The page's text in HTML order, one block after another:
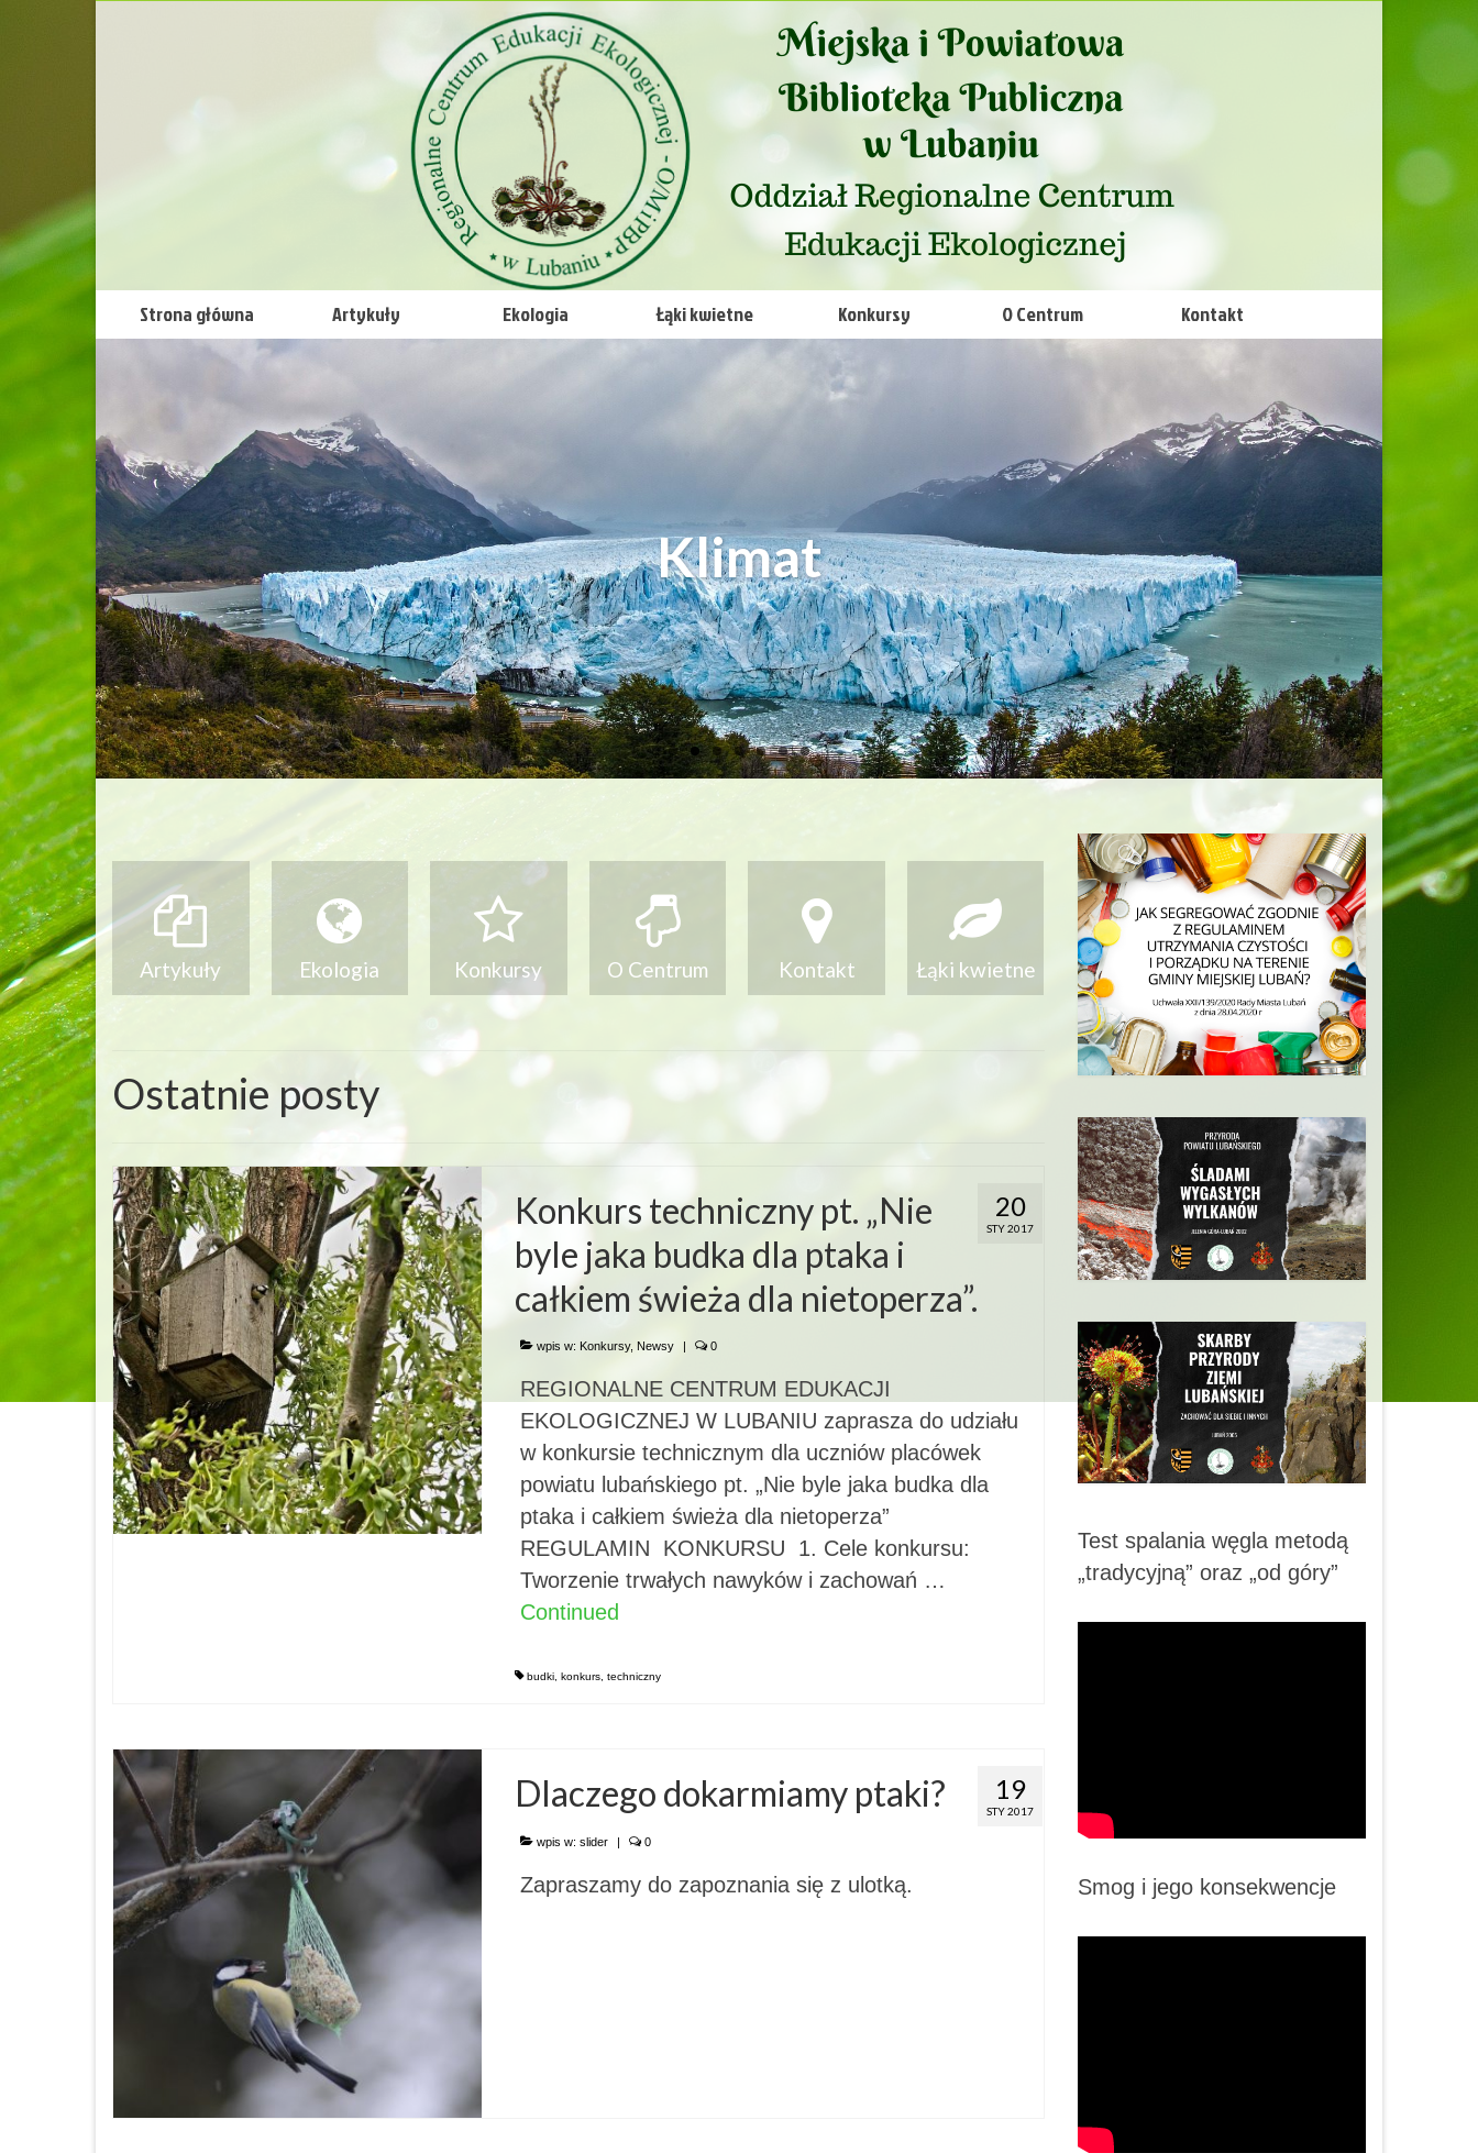
Strona główna Artykuły Ekologia Łąki kwietne Konkursy O Centrum Kontakt
Klimat
Jak pomagać ptakom?
Jak pomagać pszczołom i dzikim zapylaczom?
Nie zabieraj!
Dlaczego warto segregować odpady?
Artykuły Ekologia Konkursy O Centrum Kontakt Łąki kwietne
Ostatnie posty
20
STY 2017
Konkurs techniczny pt. „Nie
byle jaka budka dla ptaka i
całkiem świeża dla nietoperza”.
wpis w: Konkursy, Newsy 0
REGIONALNE CENTRUM EDUKACJI
EKOLOGICZNEJ W LUBANIU zaprasza do udziału
w konkursie technicznym dla uczniów placówek
powiatu lubańskiego pt. „Nie byle jaka budka dla
ptaka i całkiem świeża dla nietoperza”
REGULAMIN KONKURSU 1. Cele konkursu:
Tworzenie trwałych nawyków i zachowań …
Continued
budki, konkurs, techniczny
19
STY 2017
Dlaczego dokarmiamy ptaki?
wpis w: slider | 0
Zapraszamy do zapoznania się z ulotką.
Test spalania węgla metodą
„tradycyjną” oraz „od góry”
Smog i jego konsekwencje